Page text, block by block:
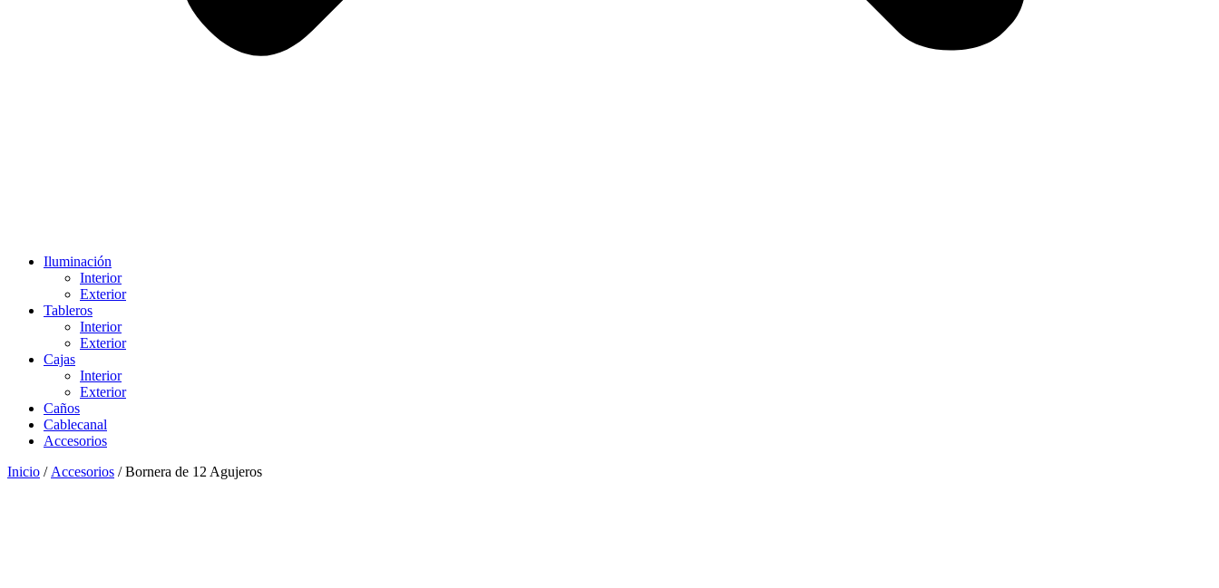
Iluminación
Interior
Exterior
Tableros
Interior
Exterior
Cajas
Interior
Exterior
Caños
Cablecanal
Accesorios
Inicio / Accesorios / Bornera de 12 Agujeros